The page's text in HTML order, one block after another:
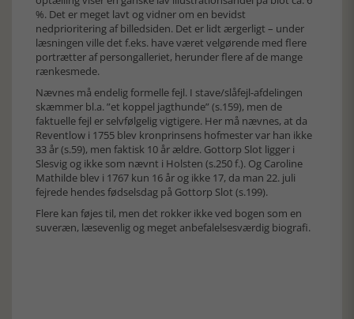
%. Det er meget lavt og vidner om en bevidst
nedprioritering af billedsiden. Det er lidt ærgerligt – under
læsningen ville det f.eks. have været velgørende med flere
portrætter af persongalleriet, herunder flere af de mange
rænkesmede.
Nævnes må endelig formelle fejl. I stave/slåfejl-afdelingen
skæmmer bl.a. ”et koppel jagthunde” (s.159), men de
faktuelle fejl er selvfølgelig vigtigere. Her må nævnes, at da
Reventlow i 1755 blev kronprinsens hofmester var han ikke
33 år (s.59), men faktisk 10 år ældre. Gottorp Slot ligger i
Slesvig og ikke som nævnt i Holsten (s.250 f.). Og Caroline
Mathilde blev i 1767 kun 16 år og ikke 17, da man 22. juli
fejrede hendes fødselsdag på Gottorp Slot (s.199).
Flere kan føjes til, men det rokker ikke ved bogen som en
suveræn, læsevenlig og meget anbefalelsesværdig biografi.